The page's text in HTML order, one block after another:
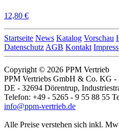
12,80 €
Startseite News Katalog Vorschau
Datenschutz AGB Kontakt
Copyright © 2026 PPM Vertrieb
PPM Vertriebs GmbH & Co. KG -
DE - 32694 Dörentrup,
Telefon: +49 - 5265 - 9 55 88 55
info@ppm-vertrieb.de
Alle Preise verstehen sich inkl.